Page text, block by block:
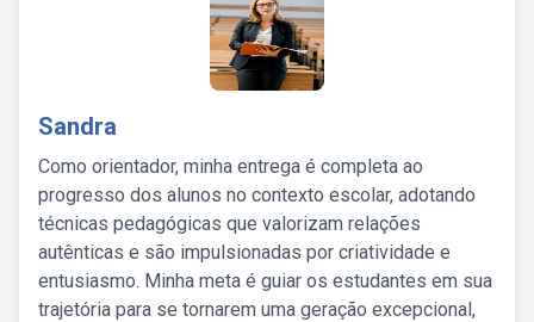
Sandra
Como orientador, minha entrega é completa ao
progresso dos alunos no contexto escolar, adotando
técnicas pedagógicas que valorizam relações
autênticas e são impulsionadas por criatividade e
entusiasmo. Minha meta é guiar os estudantes em sua
trajetória para se tornarem uma geração excepcional,